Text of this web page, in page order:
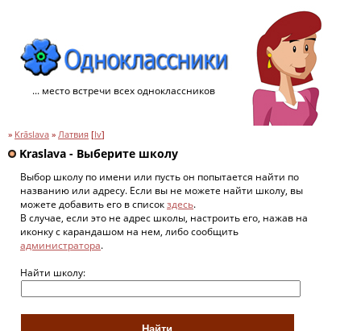
... место встречи всех одноклассников
» Krāslava » Латвия [lv]
Kraslava - Выберите школу
Выбор школу по имени или пусть он попытается найти по
названию или адресу. Если вы не можете найти школу, вы
можете добавить его в списокздесь.
В случае, если это не адрес школы, настроить его, нажав на
иконку с карандашом на нем, либо сообщить
администратора.
Найти школу: